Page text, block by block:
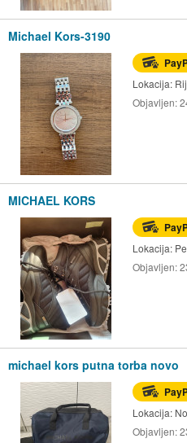
Michael Kors-3190
Lokacija:
Objavljen:
MICHAEL KORS
Lokacija:
Objavljen:
michael kors putna torba novo
Lokacija:
Objavljen: